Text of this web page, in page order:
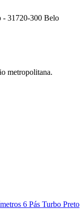
- 31720-300 Belo
metropolitana.